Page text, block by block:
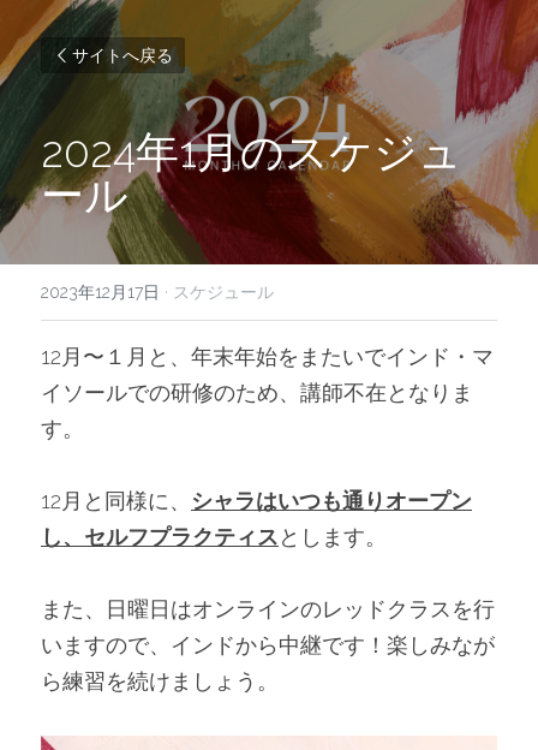
サイトへ戻る
2024年1月のスケジュ
ール
2023年12月17日 · スケジュール
12月〜１月と、年末年始をまたいでインド・マ
イソールでの研修のため、講師不在となりま
す。
12月と同様に、 シャラはいつも通りオープン
し、セルフプラクティスとします。
また、日曜日はオンラインのレッドクラスを行
いますので、インドから中継です！楽しみなが
ら練習を続けましょう。